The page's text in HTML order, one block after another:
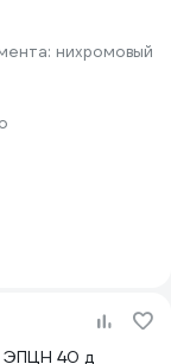
нихромовый
ЭПЦН 40 д